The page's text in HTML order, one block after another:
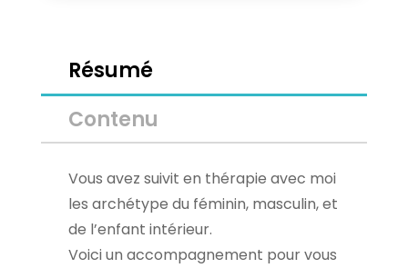
Résumé
Contenu
Vous avez suivit en thérapie avec moi
les archétype du féminin, masculin, et
de l’enfant intérieur.
Voici un accompagnement pour vous